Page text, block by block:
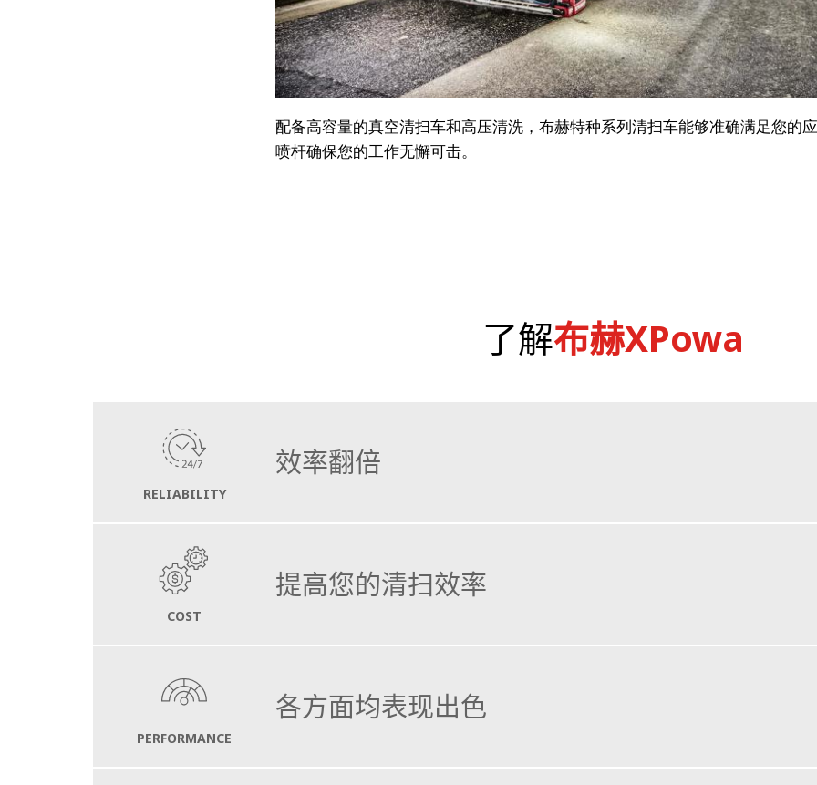
配备高容量的真空清扫车和高压清洗，布赫特种系列清扫车能够准确满足您的
喷杆确保您的工作无懈可击。
了解布赫XPowa
RELIABILITY
效率翻倍
清扫、吸尘和清洗，即使是最脏的地面也能
统和表面刮刀的添加，能完美适应艰苦的工况。
COST
提高您的清扫效率
PERFORMANCE
各方面均表现出色